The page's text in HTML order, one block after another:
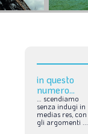
in questo
numero...
… scendiamo
senza indugi in
medias res,con
gli argomenti ...